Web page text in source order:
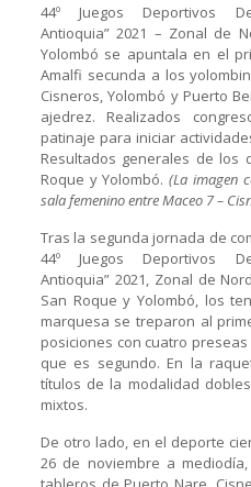
44º Juegos Deportivos
Antioquia” 2021 – Zonal de
Yolombó se apuntala en el
Amalfi secunda a los
Cisneros, Yolombó y Puerto
ajedrez. Realizados
patinaje para iniciar
Resultados generales de los
Roque y Yolombó. (La imagen
sala femenino entre Maceo 7 –
Tras la segunda jornada de
44º Juegos Deportivos
Antioquia” 2021, Zonal de
San Roque y Yolombó, los
marquesa se treparon al
posiciones con cuatro
que es segundo. En la
títulos de la modalidad
mixtos.
De otro lado, en el deporte
26 de noviembre a